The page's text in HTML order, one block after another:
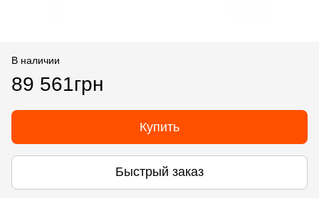
В наличии
89 561грн
Купить
Быстрый заказ